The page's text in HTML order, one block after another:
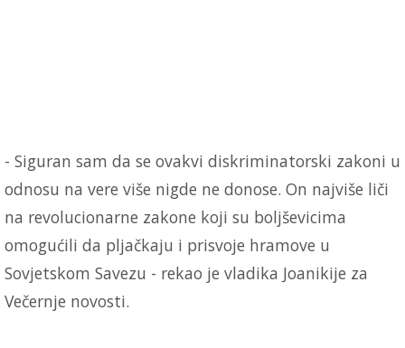
- Siguran sam da se ovakvi diskriminatorski zakoni u
odnosu na vere više nigde ne donose. On najviše liči
na revolucionarne zakone koji su boljševicima
omogućili da pljačkaju i prisvoje hramove u
Sovjetskom Savezu - rekao je vladika Joanikije za
Večernje novosti.